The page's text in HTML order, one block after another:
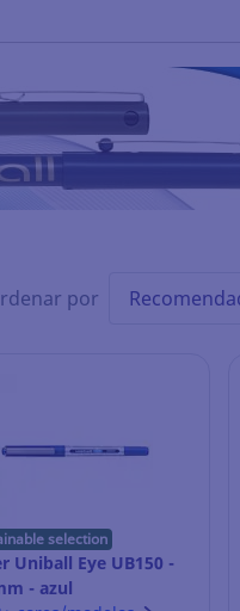
por
selection
Uniball Eye UB150 -
- azul